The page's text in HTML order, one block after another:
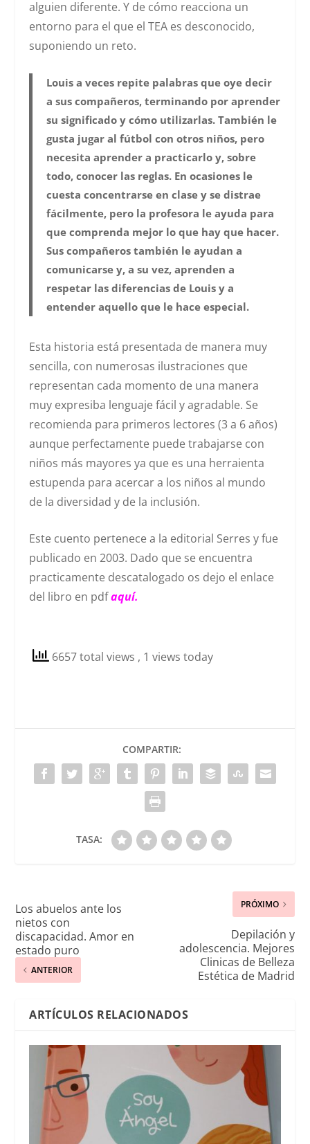
alguien diferente. Y de cómo reacciona un
entorno para el que el TEA es desconocido,
suponiendo un reto.
Louis a veces repite palabras que oye decir
a sus compañeros, terminando por aprender
su significado y cómo utilizarlas. También le
gusta jugar al fútbol con otros niños, pero
necesita aprender a practicarlo y, sobre
todo, conocer las reglas. En ocasiones le
cuesta concentrarse en clase y se distrae
fácilmente, pero la profesora le ayuda para
que comprenda mejor lo que hay que hacer.
Sus compañeros también le ayudan a
comunicarse y, a su vez, aprenden a
respetar las diferencias de Louis y a
entender aquello que le hace especial.
Esta historia está presentada de manera muy
sencilla, con numerosas ilustraciones que
representan cada momento de una manera
muy expresiba lenguaje fácil y agradable. Se
recomienda para primeros lectores (3 a 6 años)
aunque perfectamente puede trabajarse con
niños más mayores ya que es una herraienta
estupenda para acercar a los niños al mundo
de la diversidad y de la inclusión.
Este cuento pertenece a la editorial Serres y fue
publicado en 2003. Dado que se encuentra
practicamente descatalogado os dejo el enlace
del libro en pdfaquí.
6657 total views , 1 views today
COMPARTIR:
TASA:
Los abuelos ante los
nietos con
discapacidad. Amor en
estado puro
ANTERIOR
PRÓXIMO
Depilación y
adolescencia. Mejores
Clinicas de Belleza
Estética de Madrid
ARTÍCULOS RELACIONADOS